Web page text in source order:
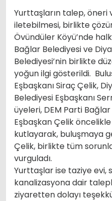
Yurttaşların talep,
iletebilmesi, birlikte
Övündüler Köyü’nde
Bağlar Belediyesi ve
Belediyesi’nin birlikte
yoğun ilgi gösterildi.
Eşbaşkanı Siraç Çelik,
Belediyesi Eşbaşkanı
üyeleri, DEM Parti
Eşbaşkan Çelik
kutlayarak, buluşmaya
Çelik, birlikte tüm
vurguladı.
Yurttaşlar ise taziye evi,
kanalizasyona dair
ziyaretten dolayı